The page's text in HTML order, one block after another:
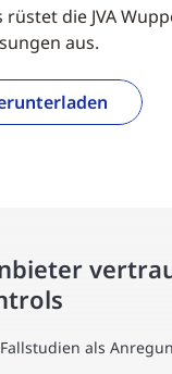
rüstet die JVA
aus.
als